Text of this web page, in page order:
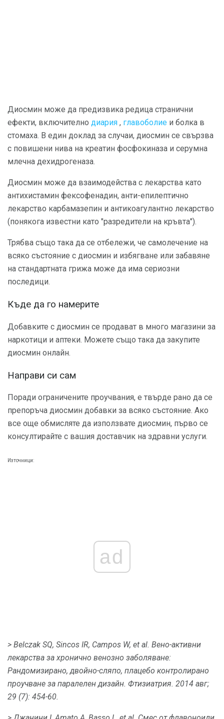
Диосмин може да предизвика редица странични
ефекти, включително диария , главоболие и болка в
стомаха. В един доклад за случаи, диосмин се свързва
с повишени нива на креатин фосфокиназа и серумна
млечна дехидрогеназа.
Диосмин може да взаимодейства с лекарства като
антихистамин фексофенадин, анти-епилептично
лекарство карбамазепин и антикоагулантно лекарство
(понякога известни като "разредители на кръвта").
Трябва също така да се отбележи, че самолечение на
всяко състояние с диосмин и избягване или забавяне
на стандартната грижа може да има сериозни
последици.
Къде да го намерите
Добавките с диосмин се продават в много магазини за
наркотици и аптеки. Можете също така да закупите
диосмин онлайн.
Направи си сам
Поради ограничените проучвания, е твърде рано да се
препоръча диосмин добавки за всяко състояние. Ако
все още обмисляте да използвате диосмин, първо се
консултирайте с вашия доставчик на здравни услуги.
Източници:
ad
> Belczak SQ, Sincos IR, Campos W, et al. Вено-активни
лекарства за хронично венозно заболяване:
Рандомизирано, двойно-сляпо, плацебо контролирано
проучване за паралелен дизайн. Фтизиатрия. 2014 авг;
29 (7): 454-60.